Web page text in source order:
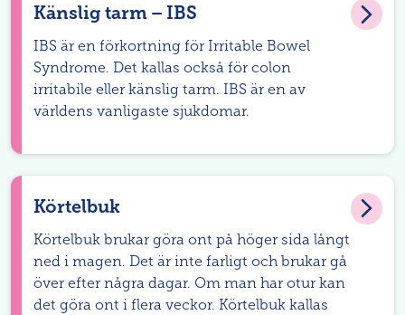
Känslig tarm – IBS
IBS är en förkortning för Irritable Bowel
Syndrome. Det kallas också för colon
irritabile eller känslig tarm. IBS är en av
världens vanligaste sjukdomar.
Körtelbuk
Körtelbuk brukar göra ont på höger sida långt
ned i magen. Det är inte farligt och brukar gå
över efter några dagar. Om man har otur kan
det göra ont i flera veckor. Körtelbuk kallas